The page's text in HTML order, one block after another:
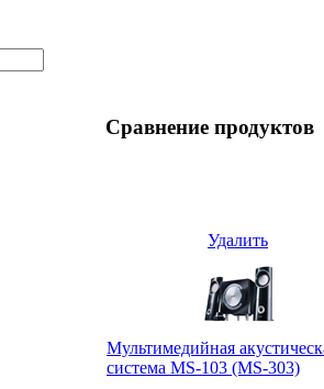
Сравнение продуктов
Удалить
Мультимедийная
система MS-103 (MS-303)